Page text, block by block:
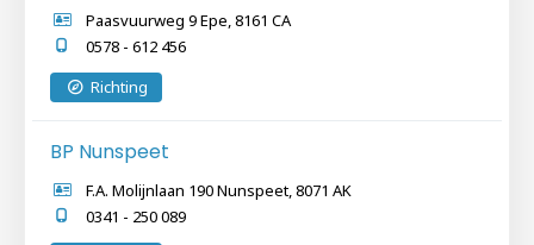
Paasvuurweg 9 Epe, 8161 CA
0578 - 612 456
Richting
BP Nunspeet
F.A. Molijnlaan 190 Nunspeet, 8071 AK
0341 - 250 089